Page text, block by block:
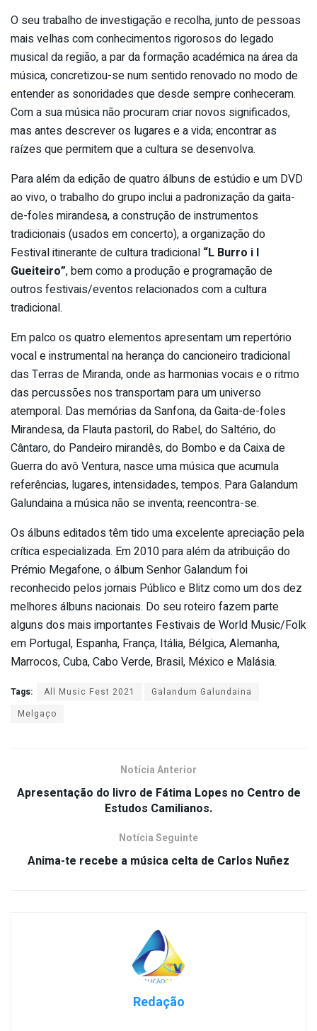
O seu trabalho de investigação e recolha, junto de pessoas
mais velhas com conhecimentos rigorosos do legado
musical da região, a par da formação académica na área da
música, concretizou-se num sentido renovado no modo de
entender as sonoridades que desde sempre conheceram.
Com a sua música não procuram criar novos significados,
mas antes descrever os lugares e a vida; encontrar as
raízes que permitem que a cultura se desenvolva.
Para além da edição de quatro álbuns de estúdio e um DVD
ao vivo, o trabalho do grupo inclui a padronização da gaita-
de-foles mirandesa, a construção de instrumentos
tradicionais (usados em concerto), a organização do
Festival itinerante de cultura tradicional “L Burro i l
Gueiteiro”, bem como a produção e programação de
outros festivais/eventos relacionados com a cultura
tradicional.
Em palco os quatro elementos apresentam um repertório
vocal e instrumental na herança do cancioneiro tradicional
das Terras de Miranda, onde as harmonias vocais e o ritmo
das percussões nos transportam para um universo
atemporal. Das memórias da Sanfona, da Gaita-de-foles
Mirandesa, da Flauta pastoril, do Rabel, do Saltério, do
Cântaro, do Pandeiro mirandês, do Bombo e da Caixa de
Guerra do avô Ventura, nasce uma música que acumula
referências, lugares, intensidades, tempos. Para Galandum
Galundaina a música não se inventa; reencontra-se.
Os álbuns editados têm tido uma excelente apreciação pela
crítica especializada. Em 2010 para além da atribuição do
Prémio Megafone, o álbum Senhor Galandum foi
reconhecido pelos jornais Público e Blitz como um dos dez
melhores álbuns nacionais. Do seu roteiro fazem parte
alguns dos mais importantes Festivais de World Music/Folk
em Portugal, Espanha, França, Itália, Bélgica, Alemanha,
Marrocos, Cuba, Cabo Verde, Brasil, México e Malásia.
Tags: All Music Fest 2021
Galandum Galundaina
Melgaço
Notícia Anterior
Apresentação do livro de Fátima Lopes no Centro de
Estudos Camilianos.
Notícia Seguinte
Anima-te recebe a música celta de Carlos Nuñez
Redação